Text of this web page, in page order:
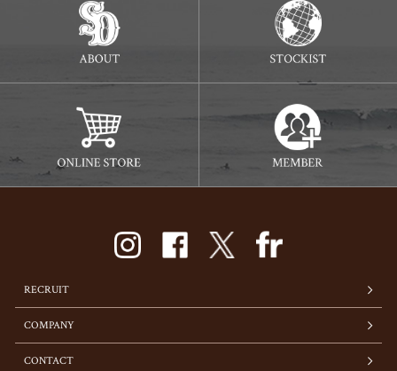
RECRUIT
COMPANY
CONTACT